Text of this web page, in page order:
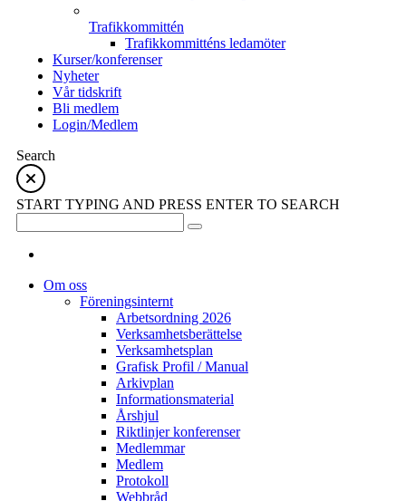
Trafikkommittén
Trafikkommitténs ledamöter
Kurser/konferenser
Nyheter
Vår tidskrift
Bli medlem
Login/Medlem
Search
START TYPING AND PRESS ENTER TO SEARCH
Om oss
Föreningsinternt
Arbetsordning 2026
Verksamhetsberättelse
Verksamhetsplan
Grafisk Profil / Manual
Arkivplan
Informationsmaterial
Årshjul
Riktlinjer konferenser
Medlemmar
Medlem
Protokoll
Webbråd